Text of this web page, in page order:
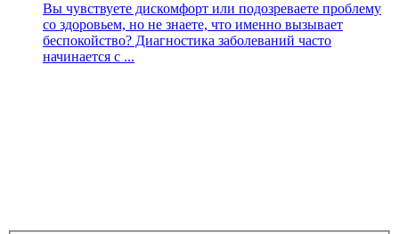
Вы чувствуете дискомфорт или подозреваете проблему
со здоровьем, но не знаете, что именно вызывает
беспокойство? Диагностика заболеваний часто
начинается с ...